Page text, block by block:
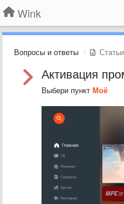
Wink
Вопросы и ответы Статьи
Активация
Выбери пункт Моё